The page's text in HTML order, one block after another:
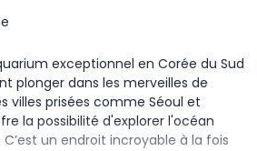
exceptionnel en Corée du Sud
plonger dans les merveilles de
villes prisées comme Séoul et
la possibilité d'explorer l'océan
un endroit incroyable à la fois